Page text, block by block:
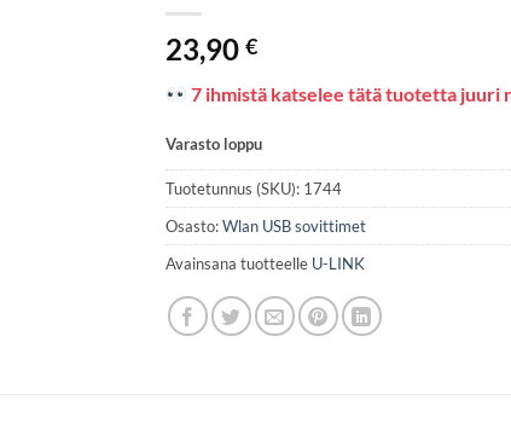
23,90€
7 ihmistä katselee tätä tuotetta juuri
Varasto loppu
Tuotetunnus (SKU): 1744
Osasto:Wlan USB sovittimet
Avainsana tuotteelle U-LINK